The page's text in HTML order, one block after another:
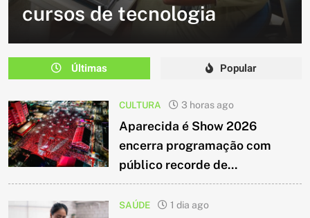
dias 14 e 15 de agosto
Últimas Popular
CULTURA 3 horas ago
Aparecida é Show 2026
encerra programação com
público recorde de...
SAÚDE 1 dia ago